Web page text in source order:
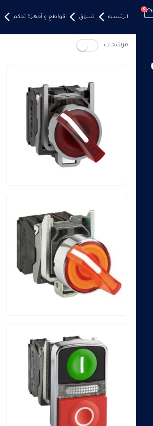
0
الرئيسيه تسوق قواطع و أجهزة تحكم
مرشحات: